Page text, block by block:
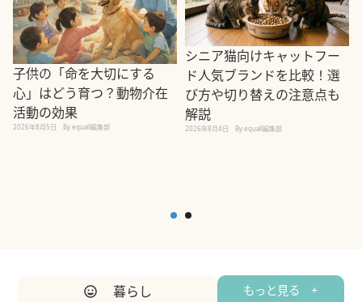
子供の「命を大切にする
心」はどう育つ？動物介在
活動の効果
2026年8月5日 By equall編集部
シニア猫向けキャットフー
ド人気ブランドを比較！選
び方や切り替えの注意点も
解説
2026年8月4日 By equall編集部
暮らし もっと見る +